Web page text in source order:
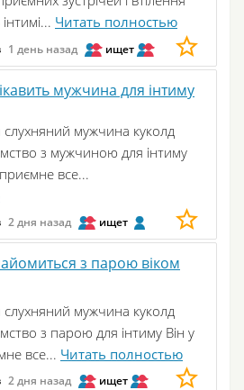
Читать полностью
1 день назад ищет
мужчина для інтиму
мужчина куколд
з мужчиною для інтиму
все...
2 дня назад ищет
з парою віком
мужчина куколд
з парою для інтиму Він у
все... Читать полностью
2 дня назад ищет